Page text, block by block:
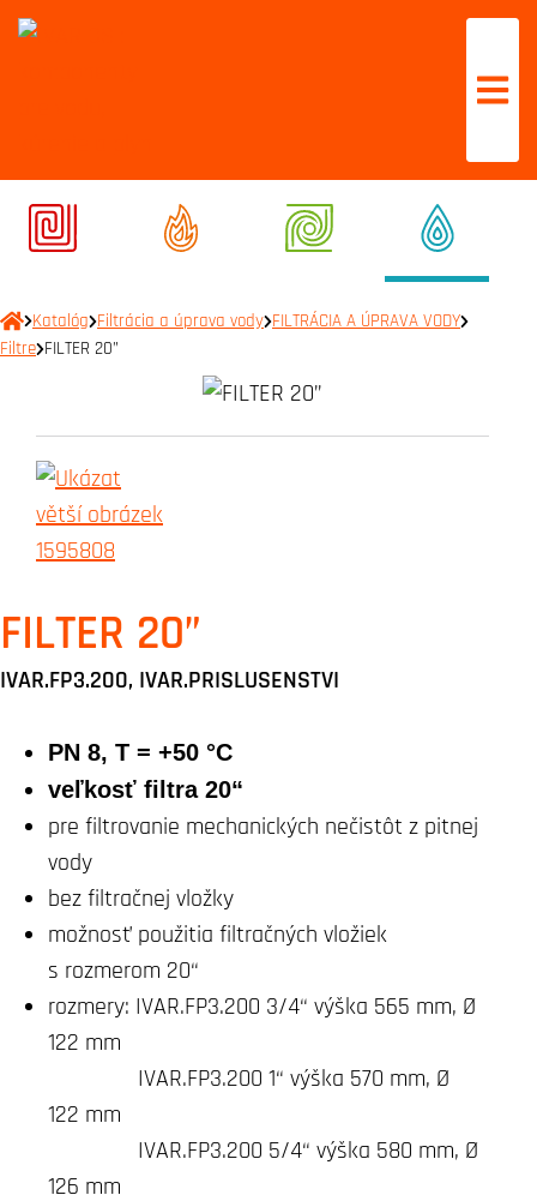
Katalóg Filtrácia a úprava vody FILTRÁCIA A ÚPRAVA VODY
Filtre FILTER 20”
FILTER 20”
IVAR.FP3.200, IVAR.PRISLUSENSTVI
PN 8, T = +50 °C
veľkosť filtra 20“
pre filtrovanie mechanických nečistôt z pitnej
vody
bez filtračnej vložky
možnosť použitia filtračných vložiek
s rozmerom 20“
rozmery: IVAR.FP3.200 3/4“ výška 565 mm, Ø
122 mm
IVAR.FP3.200 1“ výška 570 mm, Ø
122 mm
IVAR.FP3.200 5/4“ výška 580 mm, Ø
126 mm